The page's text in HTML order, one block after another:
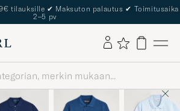
tilauksille ✔ Maksuton palautus ✔ Toimitusaika
2–5 pv